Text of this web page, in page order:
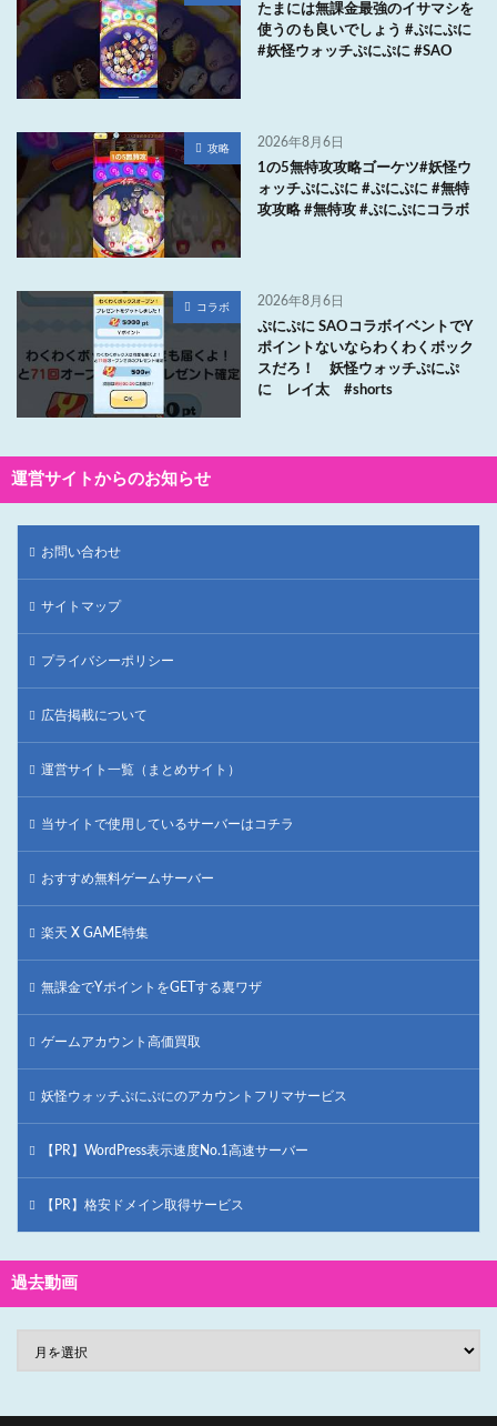
たまには無課金最強のイサマシを
使うのも良いでしょう #ぷにぷに
#妖怪ウォッチぷにぷに #SAO
攻略 2026年8月6日
1の5無特攻攻略ゴーケツ#妖怪ウ
ォッチぷにぷに #ぷにぷに #無特
攻攻略 #無特攻 #ぷにぷにコラボ
コラボ 2026年8月6日
ぷにぷに SAOコラボイベントでY
ポイントないならわくわくボック
スだろ！ 妖怪ウォッチぷにぷ
に レイ太 #shorts
運営サイトからのお知らせ
お問い合わせ
サイトマップ
プライバシーポリシー
広告掲載について
運営サイト一覧（まとめサイト）
当サイトで使用しているサーバーはコチラ
おすすめ無料ゲームサーバー
楽天 X GAME特集
無課金でYポイントをGETする裏ワザ
ゲームアカウント高価買取
妖怪ウォッチぷにぷにのアカウントフリマサービス
【PR】WordPress表示速度No.1高速サーバー
【PR】格安ドメイン取得サービス
過去動画